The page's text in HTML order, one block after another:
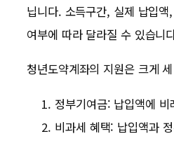
닙니다. 소득구간, 실제 납입
여부에 따라 달라질 수 있습니
청년도약계좌의 지원은 크게
정부기여금: 납입액에
비과세 혜택: 납입액과